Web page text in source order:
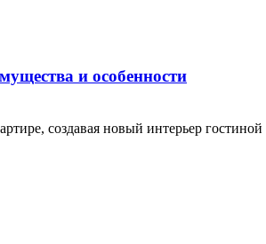
и особенности
создавая новый интерьер